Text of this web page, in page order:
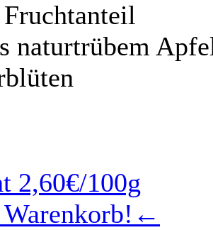
naturtrübem
2,60€/100g